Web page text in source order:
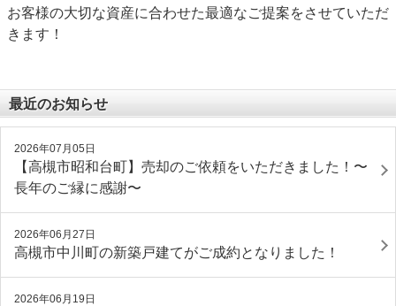
お客様の大切な資産に合わせた最適なご提案をさせていただ
きます！
最近のお知らせ
2026年07月05日
【高槻市昭和台町】売却のご依頼をいただきました！〜
長年のご縁に感謝〜
2026年06月27日
高槻市中川町の新築戸建てがご成約となりました！
2026年06月19日